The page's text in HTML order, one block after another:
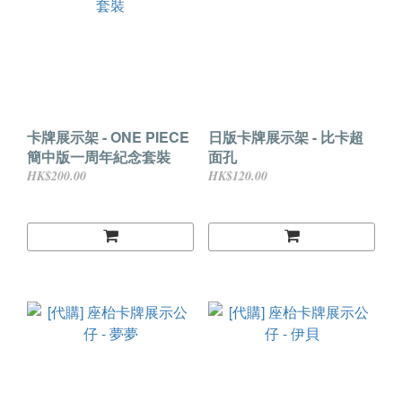
卡牌展示架 - ONE PIECE
簡中版一周年紀念套裝
HK$200.00
日版卡牌展示架 - 比卡超
面孔
HK$120.00